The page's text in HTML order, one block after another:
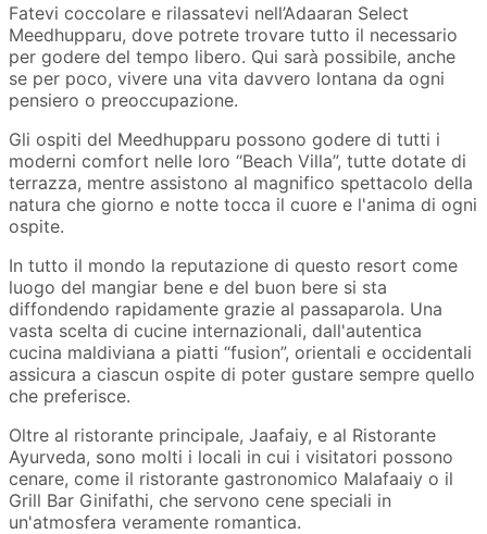
Fatevi coccolare e rilassatevi nell’Adaaran Select
Meedhupparu, dove potrete trovare tutto il necessario
per godere del tempo libero. Qui sarà possibile, anche
se per poco, vivere una vita davvero lontana da ogni
pensiero o preoccupazione.
Gli ospiti del Meedhupparu possono godere di tutti i
moderni comfort nelle loro “Beach Villa”, tutte dotate di
terrazza, mentre assistono al magnifico spettacolo della
natura che giorno e notte tocca il cuore e l'anima di ogni
ospite.
In tutto il mondo la reputazione di questo resort come
luogo del mangiar bene e del buon bere si sta
diffondendo rapidamente grazie al passaparola. Una
vasta scelta di cucine internazionali, dall'autentica
cucina maldiviana a piatti “fusion”, orientali e occidentali
assicura a ciascun ospite di poter gustare sempre quello
che preferisce.
Oltre al ristorante principale, Jaafaiy, e al Ristorante
Ayurveda, sono molti i locali in cui i visitatori possono
cenare, come il ristorante gastronomico Malafaaiy o il
Grill Bar Ginifathi, che servono cene speciali in
un'atmosfera veramente romantica.